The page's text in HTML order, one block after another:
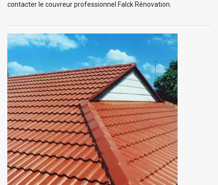
contacter le couvreur professionnel Falck Rénovation.